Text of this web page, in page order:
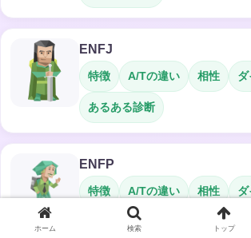
ENFJ
特徴 A/Tの違い 相性 ダ
あるある診断
ENFP
特徴 A/Tの違い 相性 ダ
あるある診断
ホーム 検索 トップ